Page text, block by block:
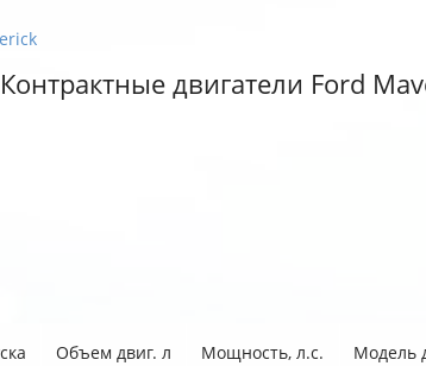
Контрактные двигатели Ford
Объем двиг. л Мощность, л.с. Модель